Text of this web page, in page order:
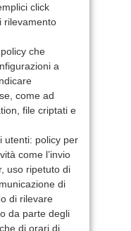
click
rilevamento
che
a
come ad
file criptati e
utenti: policy per
come l’invio
uso ripetuto di
di
di rilevare
da parte degli
di orari di